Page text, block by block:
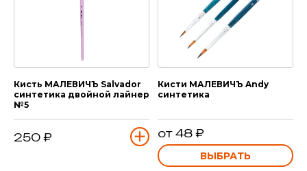
Кисть МАЛЕВИЧЪ Salvador
синтетика двойной лайнер
№5
250 ₽
Кисти МАЛЕВИЧЪ Andy
синтетика
от 48 ₽
ВЫБРАТЬ